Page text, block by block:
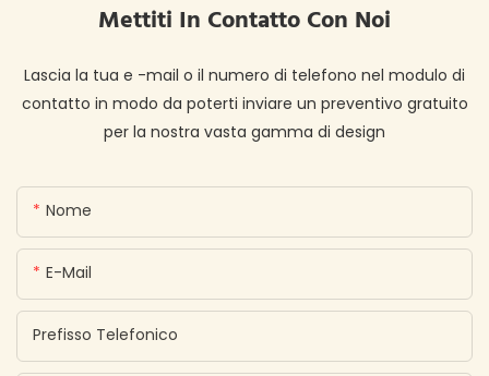
Mettiti In Contatto Con Noi
Lascia la tua e -mail o il numero di telefono nel modulo di
contatto in modo da poterti inviare un preventivo gratuito
per la nostra vasta gamma di design
Nome
E-Mail
Prefisso Telefonico